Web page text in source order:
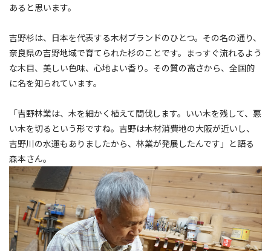
あると思います。
吉野杉は、日本を代表する木材ブランドのひとつ。その名の通り、
奈良県の吉野地域で育てられた杉のことです。まっすぐ流れるよう
な木目、美しい色味、心地よい香り。その質の高さから、全国的
に名を知られています。
「吉野林業は、木を細かく植えて間伐します。いい木を残して、悪
い木を切るという形ですね。吉野は木材消費地の大阪が近いし、
吉野川の水運もありましたから、林業が発展したんです」と語る
森本さん。